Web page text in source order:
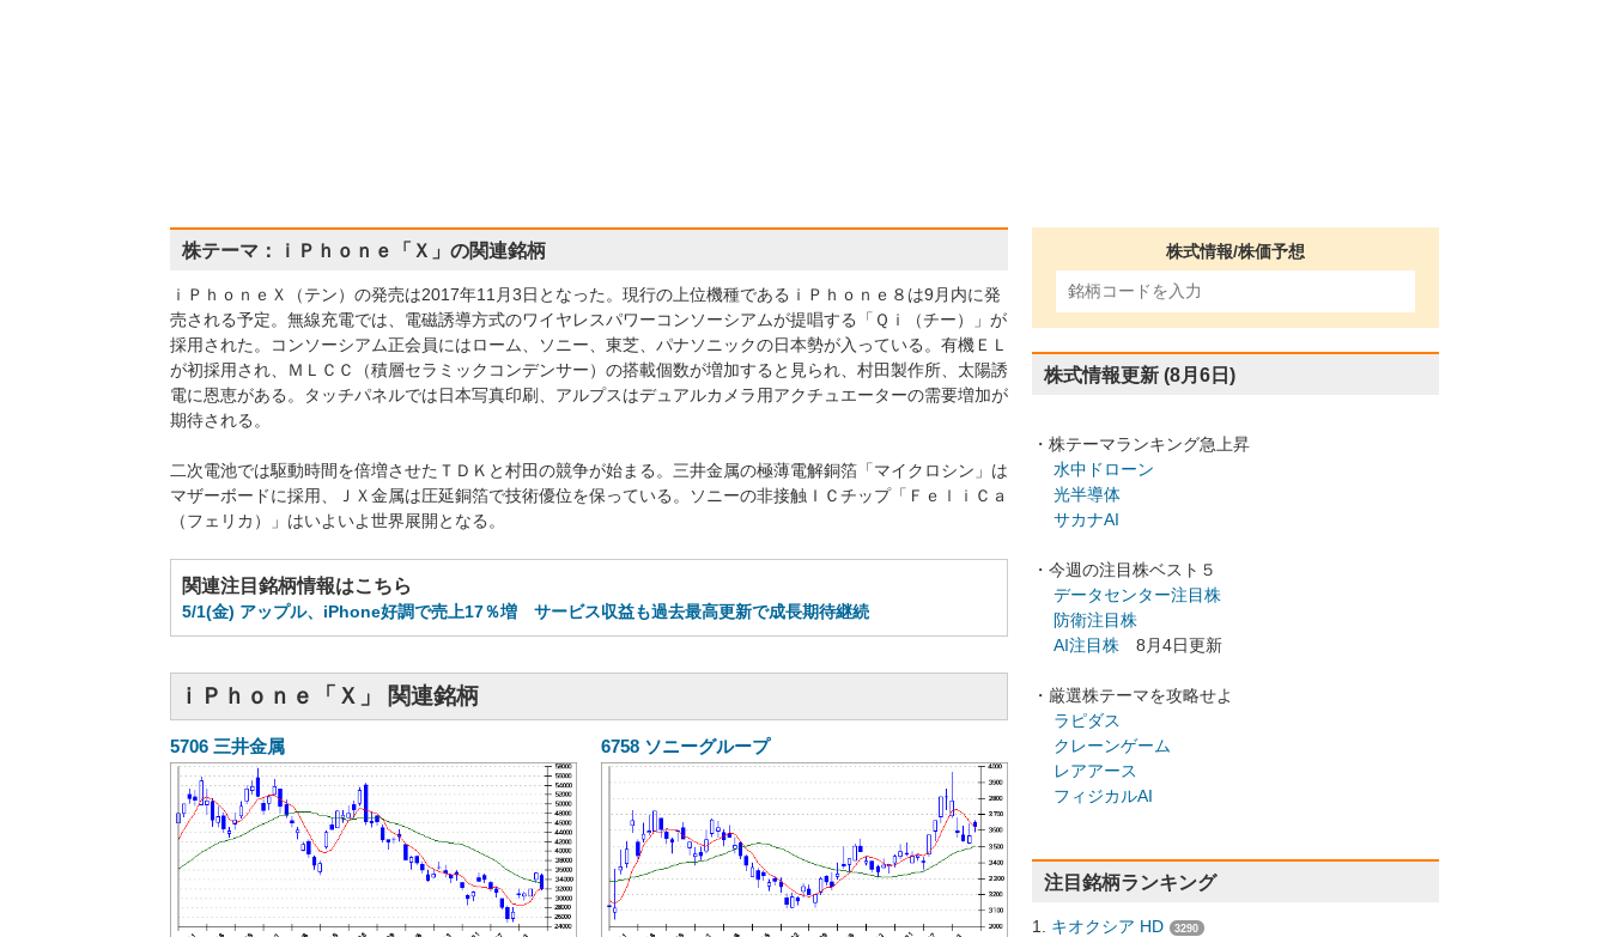
株テーマ：ｉＰｈｏｎｅ「Ｘ」の関連銘柄
ｉＰｈｏｎｅＸ（テン）の発売は2017年11月3日となった。現行の上位機種であるｉＰｈｏｎｅ８は9月内に発
売される予定。無線充電では、電磁誘導方式のワイヤレスパワーコンソーシアムが提唱する「Ｑｉ（チー）」が
採用された。コンソーシアム正会員にはローム、ソニー、東芝、パナソニックの日本勢が入っている。有機ＥＬ
が初採用され、ＭＬＣＣ（積層セラミックコンデンサー）の搭載個数が増加すると見られ、村田製作所、太陽誘
電に恩恵がある。タッチパネルでは日本写真印刷、アルプスはデュアルカメラ用アクチュエーターの需要増加が
期待される。
二次電池では駆動時間を倍増させたＴＤＫと村田の競争が始まる。三井金属の極薄電解銅箔「マイクロシン」は
マザーボードに採用、ＪＸ金属は圧延銅箔で技術優位を保っている。ソニーの非接触ＩＣチップ「ＦｅｌｉＣａ
（フェリカ）」はいよいよ世界展開となる。
関連注目銘柄情報はこちら
5/1(金) アップル、iPhone好調で売上17％増 サービス収益も過去最高更新で成長期待継続
ｉＰｈｏｎｅ「Ｘ」 関連銘柄
5706 三井金属 6758 ソニーグループ
株式情報/株価予想
株式情報更新 (8月6日)
・株テーマランキング急上昇
水中ドローン
光半導体
サカナAI
・今週の注目株ベスト５
データセンター注目株
防衛注目株
AI注目株 8月4日更新
・厳選株テーマを攻略せよ
ラピダス
クレーンゲーム
レアアース
フィジカルAI
注目銘柄ランキング
キオクシア HD 3290